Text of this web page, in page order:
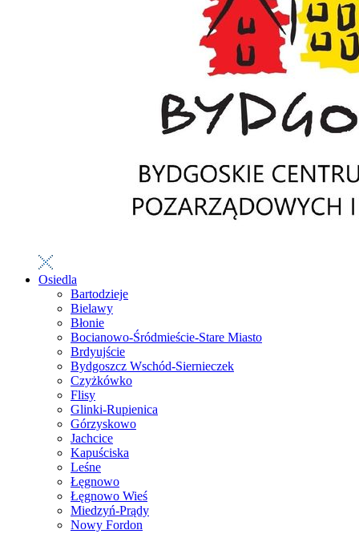
Osiedla
Bartodzieje
Bielawy
Błonie
Bocianowo-Śródmieście-Stare Miasto
Brdyujście
Bydgoszcz Wschód-Siernieczek
Czyżkówko
Flisy
Glinki-Rupienica
Górzyskowo
Jachcice
Kapuściska
Leśne
Łęgnowo
Łęgnowo Wieś
Miedzyń-Prądy
Nowy Fordon